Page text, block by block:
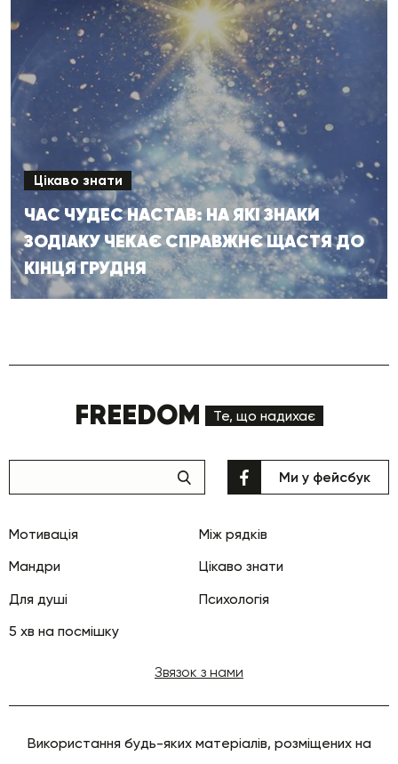
Цікаво знати
ЧАС ЧУДЕС НАСТАВ: НА ЯКІ ЗНАКИ
ЗОДІАКУ ЧЕКАЄ СПРАВЖНЄ ЩАСТЯ ДО
КІНЦЯ ГРУДНЯ
FREEDOM Те, що надихає
Мотивація
Між рядків
Мандри
Цікаво знати
Для душі
Психологія
5 хв на посмішку
Ми у фейсбук
Звязок з нами
Використання будь-яких матеріалів, розміщених на